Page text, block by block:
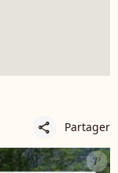
share Partager